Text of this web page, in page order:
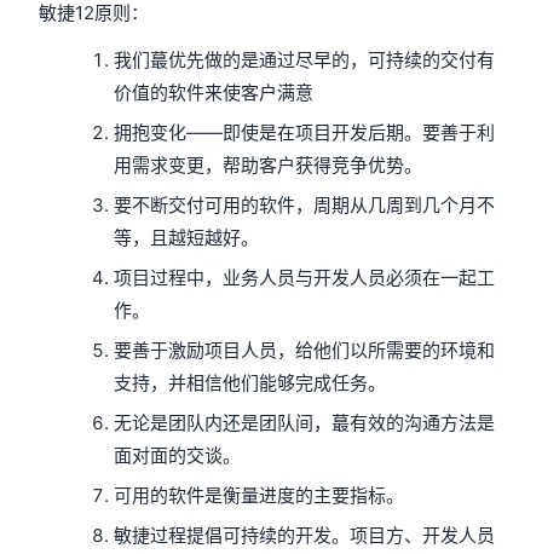
敏捷12原则：
我们蕞优先做的是通过尽早的，可持续的交付有
价值的软件来使客户满意
拥抱变化——即使是在项目开发后期。要善于利
用需求变更，帮助客户获得竞争优势。
要不断交付可用的软件，周期从几周到几个月不
等，且越短越好。
项目过程中，业务人员与开发人员必须在一起工
作。
要善于激励项目人员，给他们以所需要的环境和
支持，并相信他们能够完成任务。
无论是团队内还是团队间，蕞有效的沟通方法是
面对面的交谈。
可用的软件是衡量进度的主要指标。
敏捷过程提倡可持续的开发。项目方、开发人员